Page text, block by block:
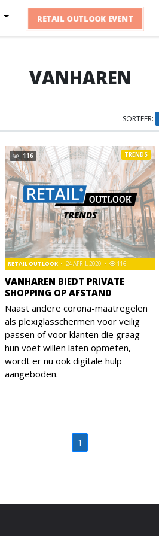
RETAIL OUTLOOK EVENT
VANHAREN
SORTEER:
116
VANHAREN BIEDT PRIVATE
SHOPPING OP AFSTAND
RETAIL OUTLOOK 24 APRIL 2020 116
TRENDS
Naast andere corona-maatregelen
als plexiglasschermen voor veilig
passen of voor klanten die graag
hun voet willen laten opmeten,
wordt er nu ook digitale hulp
aangeboden.
1